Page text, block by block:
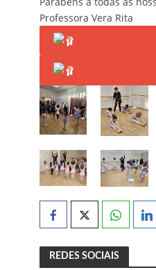
Professora Vera Rita
REDES SOCIAIS